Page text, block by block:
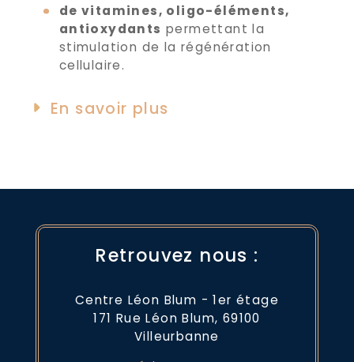
de vitamines, oligo-éléments,
antioxydants permettant la
stimulation de la régénération
cellulaire.
En savoir plus
Retrouvez nous :
Centre Léon Blum - 1er étage
171 Rue Léon Blum, 69100
Villeurbanne